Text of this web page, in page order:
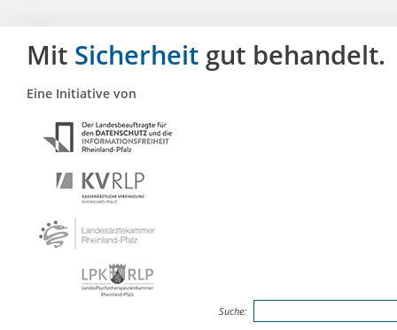
Eine Initiative von
Mit Sicherheit gut behandelt.
Suche: